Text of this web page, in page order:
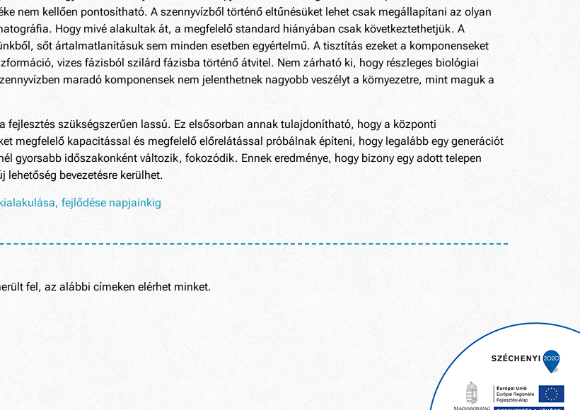
nem kellően pontosítható. A szennyvízből történő eltűnésüket lehet csak megállapítani az olyan
Hogy mivé alakultak át, a megfelelő standard hiányában csak következtethetjük. A
sőt ártalmatlanításuk sem minden esetben egyértelmű. A tisztítás ezeket a komponenseket
vizes fázisból szilárd fázisba történő átvitel. Nem zárható ki, hogy részleges biológiai
maradó komponensek nem jelenthetnek nagyobb veszélyt a környezetre, mint maguk a
szükségszerűen lassú. Ez elsősorban annak tulajdonítható, hogy a központi
megfelelő kapacitással és megfelelő előrelátással próbálnak építeni, hogy legalább egy generációt
gyorsabb időszakonként változik, fokozódik. Ennek eredménye, hogy bizony egy adott telepen
bevezetésre kerülhet.
fejlődése napjainkig
fel, az alábbi címeken elérhet minket.